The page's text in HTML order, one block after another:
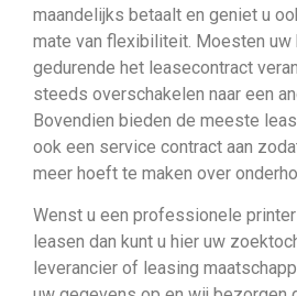
maandelijks betaalt en geniet u
mate van flexibiliteit. Moesten uw
gedurende het leasecontract
steeds overschakelen naar een
Bovendien bieden de meeste
ook een service contract aan
meer hoeft te maken over
Wenst u een professionele
leasen dan kunt u hier uw
leverancier of leasing